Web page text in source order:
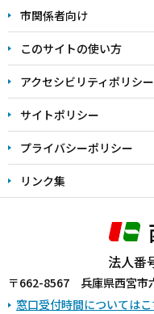
こ
ま
で
市関係者向け
このサイトの使い方
アクセシビリティポリシー
サイトポリシー
プライバシーポリシー
リンク集
法人番
〒662-8567 兵庫県西宮市
窓口受付時間についてはこ